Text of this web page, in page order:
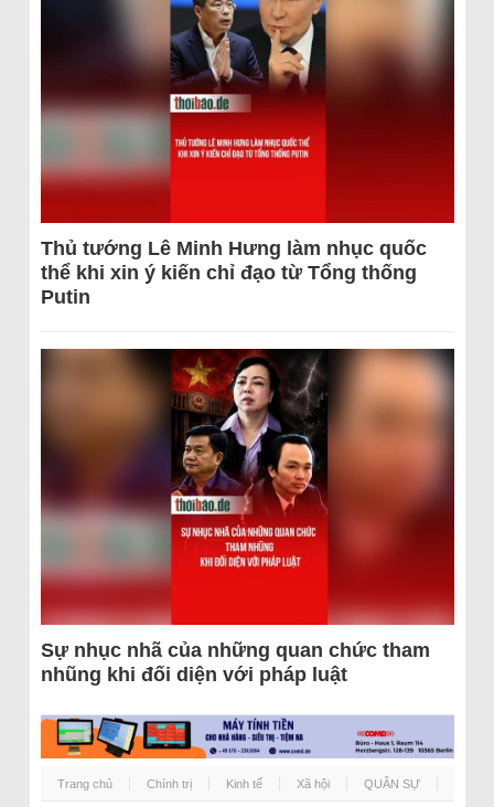
Thủ tướng Lê Minh Hưng làm nhục quốc
thể khi xin ý kiến chỉ đạo từ Tổng thống
Putin
Sự nhục nhã của những quan chức tham
nhũng khi đối diện với pháp luật
Trang chủ Chính trị Kinh tế Xã hội QUÂN SỰ